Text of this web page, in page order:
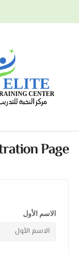
Page
الاسم الأول